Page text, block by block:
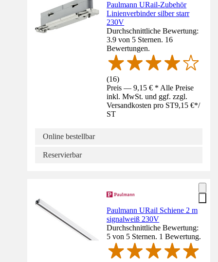
Paulmann URail-Zubehör
Linienverbinder silber starr
230V
Durchschnittliche Bewertung:
3.9 von 5 Sternen. 16
Bewertungen.
(16)
Preis — 9,15 € * Alle Preise
inkl. MwSt. und ggf. zzgl.
Versandkosten pro ST9,15 €*/
ST
Online bestellbar
Reservierbar
Paulmann URail Schiene 2 m
signalweiß 230V
Durchschnittliche Bewertung:
5 von 5 Sternen. 1 Bewertung.